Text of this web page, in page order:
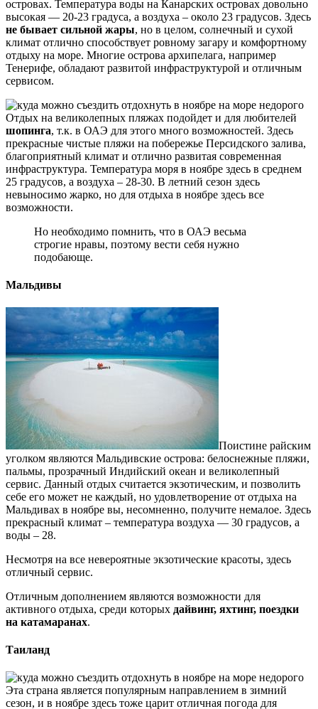
островах. Температура воды на Канарских островах довольно
высокая — 20-23 градуса, а воздуха – около 23 градусов. Здесь
не бывает сильной жары, но в целом, солнечный и сухой
климат отлично способствует ровному загару и комфортному
отдыху на море. Многие острова архипелага, например
Тенерифе, обладают развитой инфраструктурой и отличным
сервисом.
Отдых на великолепных пляжах подойдет и для любителей
шопинга, т.к. в ОАЭ для этого много возможностей. Здесь
прекрасные чистые пляжи на побережье Персидского залива,
благоприятный климат и отлично развитая современная
инфраструктура. Температура моря в ноябре здесь в среднем
25 градусов, а воздуха – 28-30. В летний сезон здесь
невыносимо жарко, но для отдыха в ноябре здесь все
возможности.
Но необходимо помнить, что в ОАЭ весьма
строгие нравы, поэтому вести себя нужно
подобающе.
Мальдивы
Поистине райским
уголком являются Мальдивские острова: белоснежные пляжи,
пальмы, прозрачный Индийский океан и великолепный
сервис. Данный отдых считается экзотическим, и позволить
себе его может не каждый, но удовлетворение от отдыха на
Мальдивах в ноябре вы, несомненно, получите немалое. Здесь
прекрасный климат – температура воздуха — 30 градусов, а
воды – 28.
Несмотря на все невероятные экзотические красоты, здесь
отличный сервис.
Отличным дополнением являются возможности для
активного отдыха, среди которых дайвинг, яхтинг, поездки
на катамаранах.
Таиланд
Эта страна является популярным направлением в зимний
сезон, и в ноябре здесь тоже царит отличная погода для